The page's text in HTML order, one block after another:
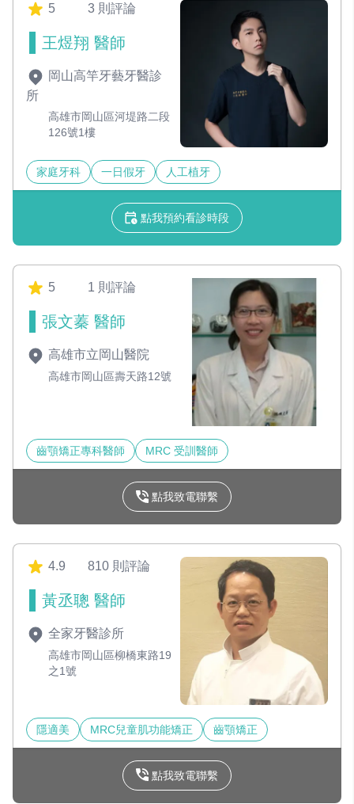
5 3 則評論
王煜翔 醫師
岡山高竿牙藝牙醫診
所
高雄市岡山區河堤路二段
126號1樓
家庭牙科 一日假牙 人工植牙
點我預約看診時段
5 1 則評論
張文蓁 醫師
高雄市立岡山醫院
高雄市岡山區壽天路12號
齒顎矯正專科醫師 MRC 受訓醫師
點我致電聯繫
4.9 810 則評論
黃丞聰 醫師
全家牙醫診所
高雄市岡山區柳橋東路19
之1號
隱適美 MRC兒童肌功能矯正 齒顎矯正
點我致電聯繫